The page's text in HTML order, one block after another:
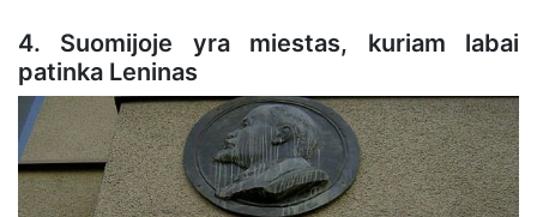
4. Suomijoje yra miestas, kuriam labai
patinka Leninas